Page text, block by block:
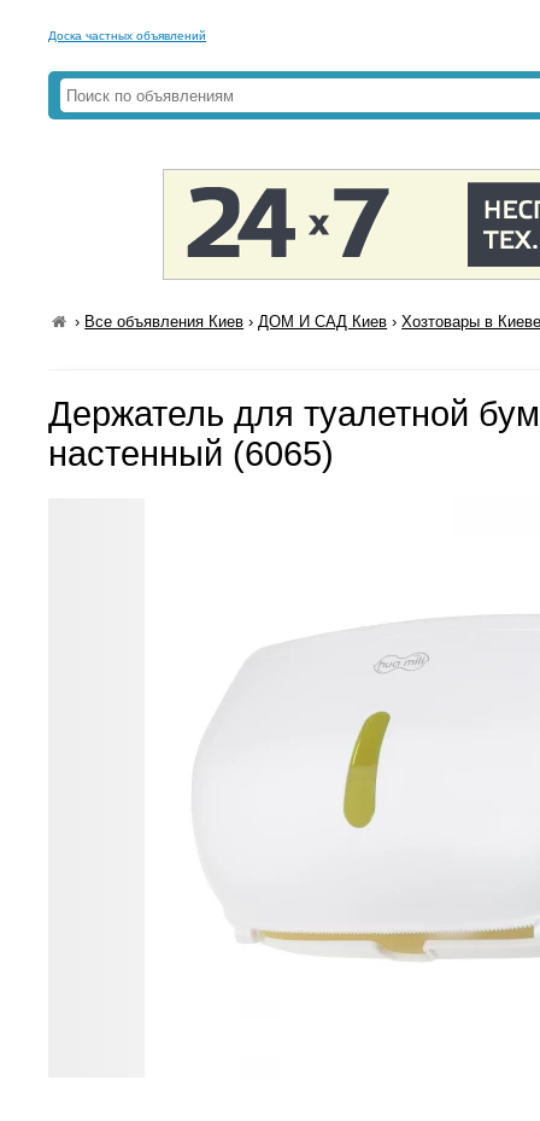
Доска частных объявлений
› Все объявления Киев ›ДОМ И САД Киев ›Хозтовары в
Держатель для туалетной
настенный (6065)